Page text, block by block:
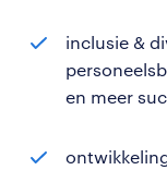
inclusie &
en meer